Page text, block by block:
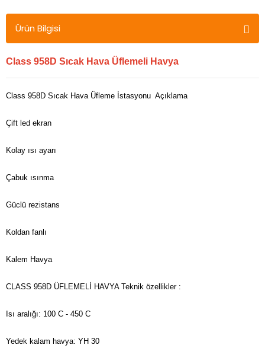
Ürün Bilgisi
Class 958D Sıcak Hava Üflemeli Havya
Class 958D Sıcak Hava Üfleme İstasyonu Açıklama
Çift led ekran
Kolay ısı ayarı
Çabuk ısınma
Güclü rezistans
Koldan fanlı
Kalem Havya
CLASS 958D ÜFLEMELİ HAVYA Teknik özellikler :
Isı aralığı: 100 C - 450 C
Yedek kalam havya: YH 30